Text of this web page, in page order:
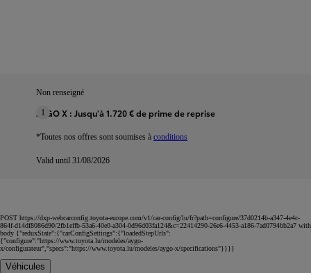
Non renseigné
1
AYGO X : Jusqu'à 1.720 € de prime de reprise
*Toutes nos offres sont soumises à conditions
Valid until 31/08/2026
POST https://dxp-webcarconfig.toyota-europe.com/v1/car-config/lu/fr?path=configure/37d0214b-a347-4e4c-
864f-d14df8086d90/2fb1effb-53a6-40e0-a304-0d96d03fa124&c=22414290-26e6-4453-a186-7ad0794bb2a7 with
body {"reduxState":{"carConfigSettings":{"loadedStepUrls":
{"configure":"https://www.toyota.lu/modeles/aygo-
x/configurateur","specs":"https://www.toyota.lu/modeles/aygo-x/specifications"}}}}
Véhicules